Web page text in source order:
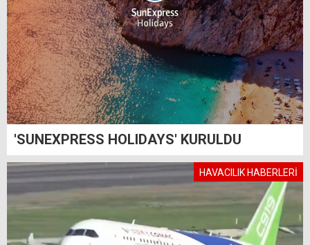
'SUNEXPRESS HOLIDAYS' KURULDU
HAVACILIK HABERLERİ